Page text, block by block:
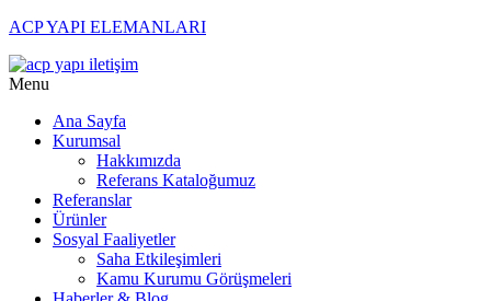
ACP YAPI ELEMANLARI
Menu
Ana Sayfa
Kurumsal
Hakkımızda
Referans Kataloğumuz
Referanslar
Ürünler
Sosyal Faaliyetler
Saha Etkileşimleri
Kamu Kurumu Görüşmeleri